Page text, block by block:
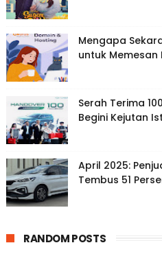
Mengapa
untuk Memesan
Serah Terima
Begini Kejutan
April 2025:
Tembus 51
RANDOM POSTS